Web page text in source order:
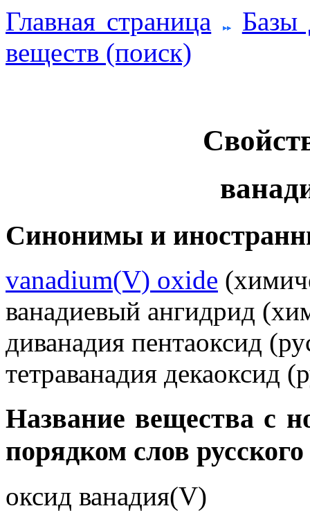
Главная страница
Базы
веществ (поиск)
Синонимы и
vanadium(V) oxide
ванадиевый ангидрид
диванадия пентаоксид
тетраванадия декаоксид
Название вещества с
порядком слов
оксид ванадия(V)